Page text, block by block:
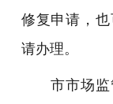
修复申请，
请办理。
市市场监